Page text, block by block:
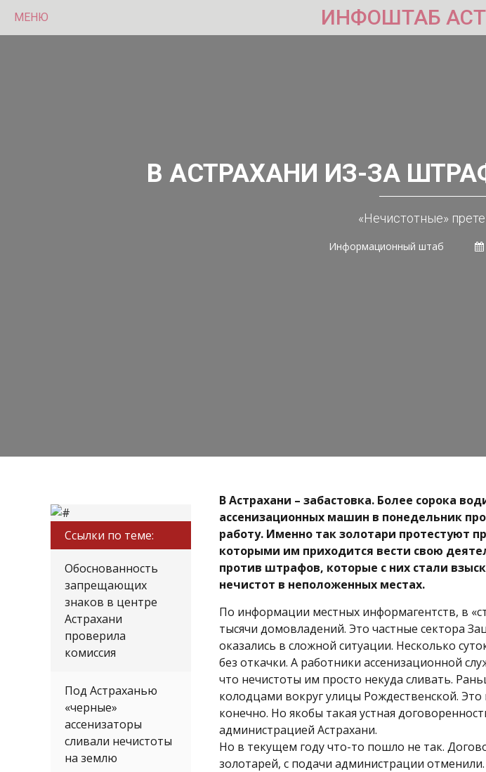
МЕНЮ ИНФОШТАБ
В АСТРАХАНИ ИЗ-ЗА
«Нечистотные»
Информационный штаб
Ссылки по теме:
Обоснованность
запрещающих
знаков в центре
Астрахани
проверила
комиссия
Под Астраханью
«черные»
ассенизаторы
сливали нечистоты
на землю
В Астрахани – забастовка. Более сорока
ассенизационных машин в понедельник
работу. Именно так золотари протестуют
которыми им приходится вести свою
против штрафов, которые с них стали
нечистот в неположенных местах.
По информации местных информагентств, в
тысячи домовладений. Это частные сектора
оказались в сложной ситуации. Несколько
без откачки. А работники ассенизационной
что нечистоты им просто некуда сливать.
колодцами вокруг улицы Рождественской. Это
конечно. Но якобы такая устная
администрацией Астрахани.
Но в текущем году что-то пошло не так.
золотарей, с подачи администрации